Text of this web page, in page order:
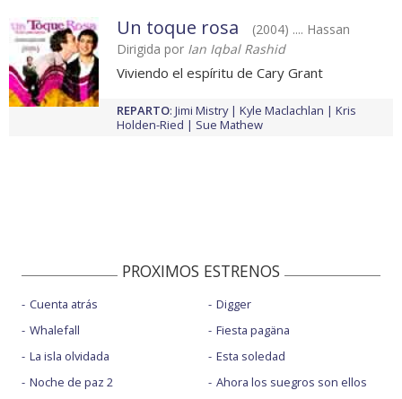
Un toque rosa
(2004) .... Hassan
Dirigida por Ian Iqbal Rashid
Viviendo el espíritu de Cary Grant
REPARTO: Jimi Mistry Kyle Maclachlan
Kris
Holden-Ried
Sue Mathew
PROXIMOS ESTRENOS
Cuenta atrás
Whalefall
La isla olvidada
Noche de paz 2
Digger
Fiesta pagäna
Esta soledad
Ahora los suegros son ellos